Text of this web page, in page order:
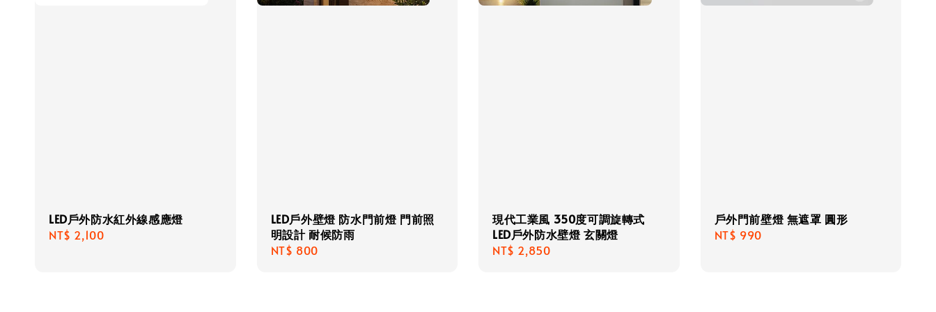
LED戶外防水紅外線感應燈
Regular
NT$ 2,100
LED戶外壁燈 防水門前燈 門前照
明設計 耐候防雨
Regular
NT$ 800
現代工業風 350度可調旋轉式
LED戶外防水壁燈 玄關燈
Regular
NT$ 2,850
戶外門前壁燈 無遮罩 圓形
Regular
NT$ 990